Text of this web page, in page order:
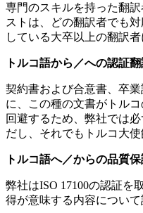
専門のスキルを持った翻
ストは、どの翻訳者でも
している大卒以上の翻訳者
トルコ語から／への認証翻
契約書および合意書、卒
に、この種の文書がトル
回避するため、弊社では
だし、それでもトルコ大
トルコ語へ／からの品質
弊社はISO 17100の認証を
得が意味する内容について